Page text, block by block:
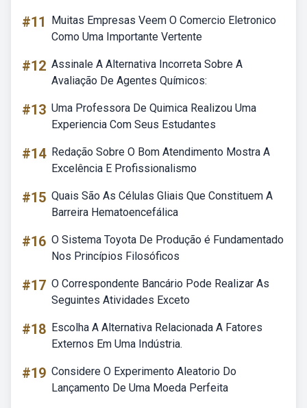
#11
Muitas Empresas Veem O Comercio Eletronico
Como Uma Importante Vertente
#12 Assinale A Alternativa Incorreta Sobre A
Avaliação De Agentes Químicos:
#13 Uma Professora De Quimica Realizou Uma
Experiencia Com Seus Estudantes
#14 Redação Sobre O Bom Atendimento Mostra A
Excelência E Profissionalismo
#15 Quais São As Células Gliais Que Constituem A
Barreira Hematoencefálica
#16 O Sistema Toyota De Produção é Fundamentado
Nos Princípios Filosóficos
#17 O Correspondente Bancário Pode Realizar As
Seguintes Atividades Exceto
#18 Escolha A Alternativa Relacionada A Fatores
Externos Em Uma Indústria.
#19 Considere O Experimento Aleatorio Do
Lançamento De Uma Moeda Perfeita